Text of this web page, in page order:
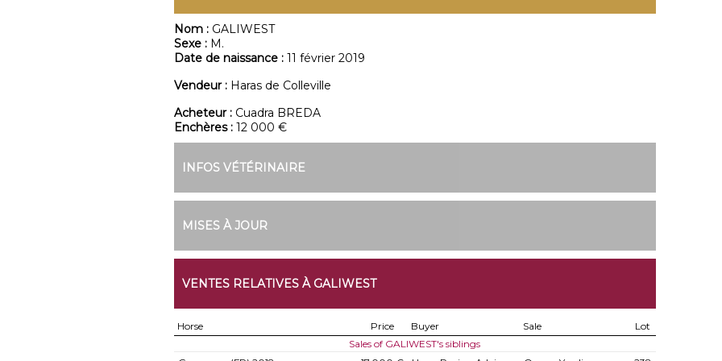
Nom : GALIWEST
Sexe : M.
Date de naissance : 11 février 2019
Vendeur : Haras de Colleville
Acheteur : Cuadra BREDA
Enchères : 12 000 €
INFOS VÉTÉRINAIRE
MISES À JOUR
VENTES RELATIVES À GALIWEST
Horse Price Buyer Sale
Lot
Sales of GALIWEST's siblings